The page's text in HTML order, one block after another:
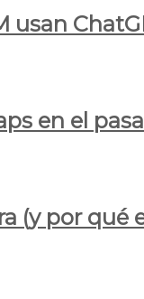
usan
en el
(y por qué